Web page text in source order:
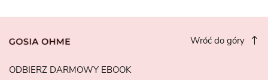
Wróć do góry
ODBIERZ DARMOWY EBOOK